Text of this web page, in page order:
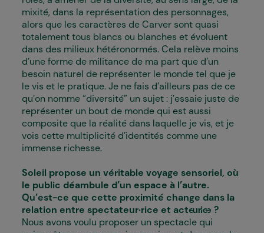
mixité, dans la représentation des personnages,
alors que les caractères de Carver sont quasi
totalement tous blancs ou blanches et évoluent
dans des milieux hétéronormés. Cela relève moins
d’une forme de militance de ma part que d’un
besoin naturel de représenter le monde tel que je
le vis et le pratique. Je ne fais d’ailleurs pas de ce
qu’on nomme “diversité” un sujet : j’essaie juste de
représenter un bout de monde qui est aussi
composite que la réalité dans laquelle je vis, et je
vois cette multiplicité d’identités comme une
immense richesse.
Soleil propose un véritable voyage sensoriel, où
le public déambule d’un espace à l’autre.
Qu’est-ce que cette proximité change dans la
relation entre spectateur·rice et acteur·ice ?
Nous avons voulu proposer un spectacle qui